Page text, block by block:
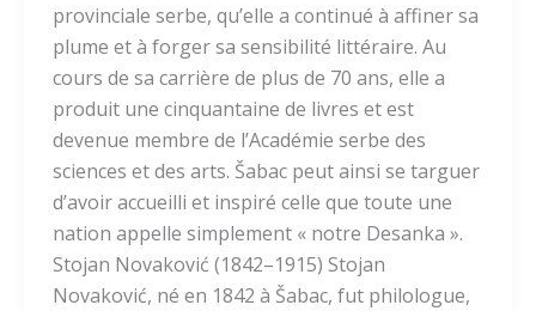
provinciale serbe, qu’elle a continué à affiner sa
plume et à forger sa sensibilité littéraire. Au
cours de sa carrière de plus de 70 ans, elle a
produit une cinquantaine de livres et est
devenue membre de l’Académie serbe des
sciences et des arts. Šabac peut ainsi se targuer
d’avoir accueilli et inspiré celle que toute une
nation appelle simplement « notre Desanka ».
Stojan Novaković (1842–1915) Stojan
Novaković, né en 1842 à Šabac, fut philologue,